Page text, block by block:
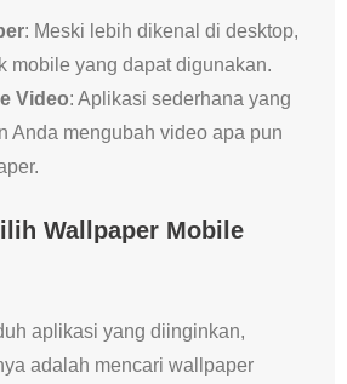
: Meski lebih dikenal di desktop,
mobile yang dapat digunakan.
Video: Aplikasi sederhana yang
Anda mengubah video apa pun
Wallpaper Mobile
aplikasi yang diinginkan,
adalah mencari wallpaper